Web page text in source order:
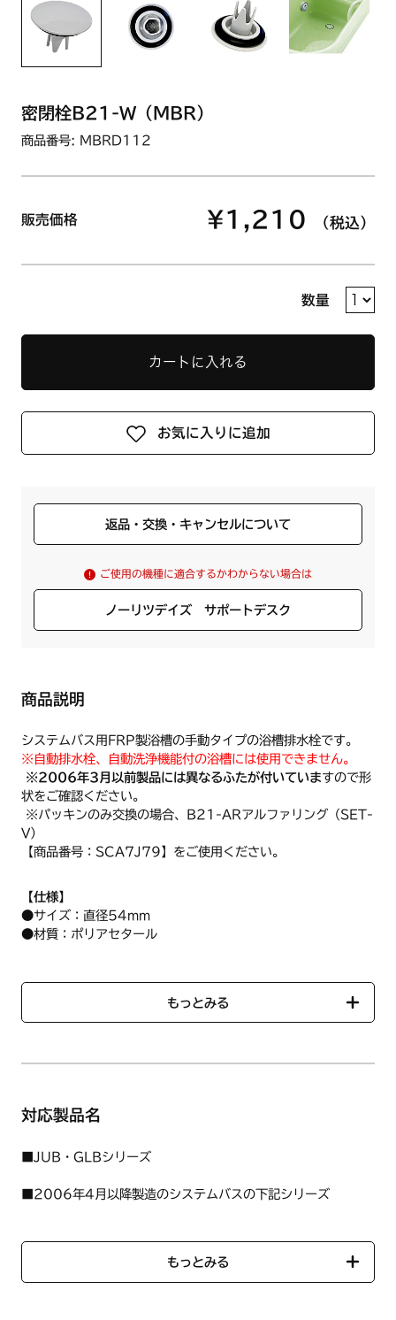
密閉栓B21-W（MBR）
商品番号: MBRD112
販売価格 ¥1,210 （税込）
数量
カートに入れる
お気に入りに追加
返品・交換・キャンセルについて
ご使用の機種に適合するかわからない場合は
ノーリツデイズ サポートデスク
商品説明
システムバス用FRP製浴槽の手動タイプの浴槽排水栓です。
※自動排水栓、自動洗浄機能付の浴槽には使用できません。
※2006年3月以前製品には異なるふたが付いていますので形
状をご確認ください。
※パッキンのみ交換の場合、B21-ARアルファリング（SET-
V）
【商品番号：SCA7J79】をご使用ください。
【仕様】
●サイズ：直径54mm
●材質：ポリアセタール
※パッキン付
もっとみる
対応製品名
■JUB・GLBシリーズ
■2006年4月以降製造のシステムバスの下記シリーズ
■2005年~2019年3月製造のGLCシリーズ
もっとみる